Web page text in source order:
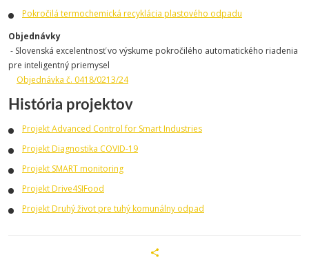
Pokročilá termochemická recyklácia plastového odpadu
Objednávky
- Slovenská excelentnosť vo výskume pokročilého automatického riadenia
pre inteligentný priemysel
Objednávka č. 0418/0213/24
História projektov
Projekt Advanced Control for Smart Industries
Projekt Diagnostika COVID-19
Projekt SMART monitoring
Projekt Drive4SIFood
Projekt Druhý život pre tuhý komunálny odpad